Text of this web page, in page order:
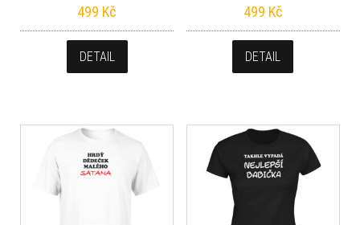
499 Kč
DETAIL
499 Kč
DETAIL